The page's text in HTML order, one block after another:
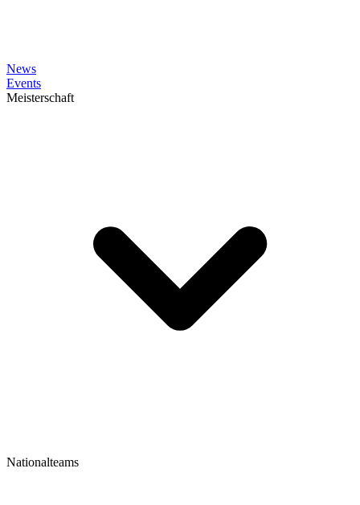
News
Events
Meisterschaft
Nationalteams